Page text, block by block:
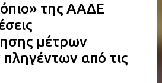
της ΑΑΔΕ
μέτρων
από τις